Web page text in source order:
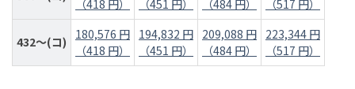
（418 円）
（451 円）
（484 円）
（517 円）
432～(コ)
180,576 円
（418 円）
194,832 円
（451 円）
209,088 円
（484 円）
223,344 円
（517 円）